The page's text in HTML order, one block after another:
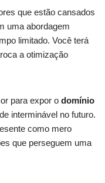
que estão cansados
uma abordagem
limitado. Você terá
a otimização
para expor o domínio
interminável no futuro.
como mero
que perseguem uma